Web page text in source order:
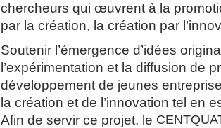
chercheurs qui œuvrent à la
par la création, la création par
Soutenir l’émergence d’idées
l’expérimentation et la diffusion de
développement de jeunes
la création et de l’innovation tel en
Afin de servir ce projet, le